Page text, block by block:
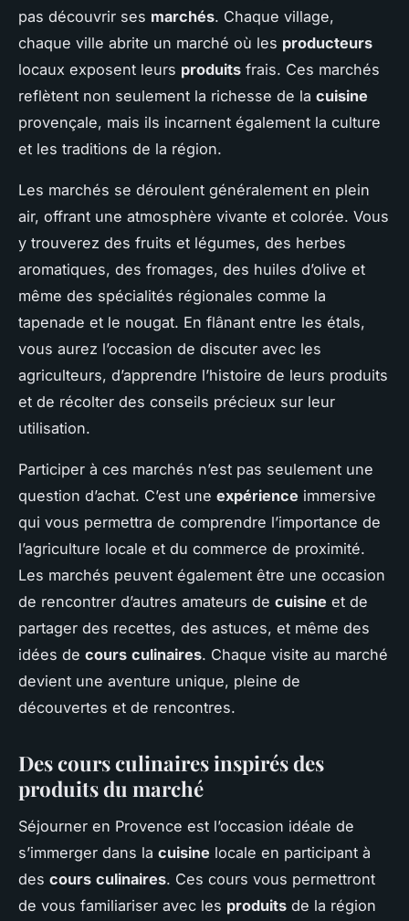
pas découvrir ses marchés. Chaque village,
chaque ville abrite un marché où les producteurs
locaux exposent leurs produits frais. Ces marchés
reflètent non seulement la richesse de la cuisine
provençale, mais ils incarnent également la culture
et les traditions de la région.
Les marchés se déroulent généralement en plein
air, offrant une atmosphère vivante et colorée. Vous
y trouverez des fruits et légumes, des herbes
aromatiques, des fromages, des huiles d’olive et
même des spécialités régionales comme la
tapenade et le nougat. En flânant entre les étals,
vous aurez l’occasion de discuter avec les
agriculteurs, d’apprendre l’histoire de leurs produits
et de récolter des conseils précieux sur leur
utilisation.
Participer à ces marchés n’est pas seulement une
question d’achat. C’est une expérience immersive
qui vous permettra de comprendre l’importance de
l’agriculture locale et du commerce de proximité.
Les marchés peuvent également être une occasion
de rencontrer d’autres amateurs de cuisine et de
partager des recettes, des astuces, et même des
idées de cours culinaires. Chaque visite au marché
devient une aventure unique, pleine de
découvertes et de rencontres.
Des cours culinaires inspirés des
produits du marché
Séjourner en Provence est l’occasion idéale de
s’immerger dans la cuisine locale en participant à
des cours culinaires. Ces cours vous permettront
de vous familiariser avec les produits de la région